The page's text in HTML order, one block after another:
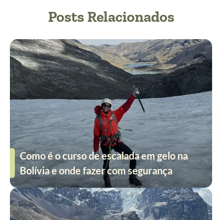
Posts Relacionados
Como é o curso de escalada em gelo na
Bolívia e onde fazer com segurança